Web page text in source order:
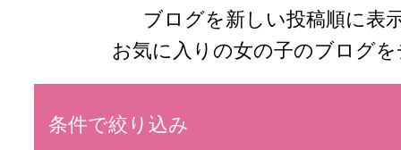
ブログを新しい投稿順に表
お気に入りの女の子のブログ
条件で絞り込み